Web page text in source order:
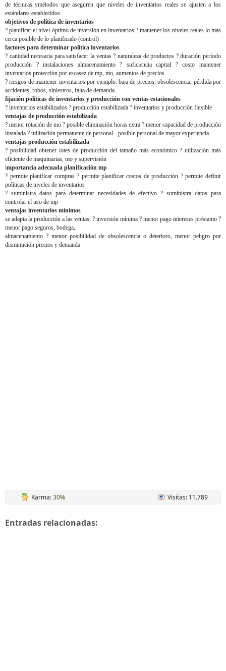
de técnicas ymétodos que aseguren que niveles de inventarios reales se ajusten a los
estándares establecidos.
objetivos de política de inventarios
? planificar el nivel óptimo de inversión en inventarios ? mantener los niveles reales lo más
cerca posible de lo planificado (control)
factores para determinar política inventarios
? cantidad necesaria para satisfacer la ventas ? naturaleza de productos ? duración período
producción ? instalaciones almacenamiento ? suficiencia capital ? costo mantener
inventarios protección por escasez de mp, mo, aumentos de precios
? riesgos de mantener inventarios por ejemplo: baja de precios, obsolescencia, pérdida por
accidentes, robos, siniestros, falta de demanda.
fijación políticas de inventarios y producción con ventas estacionales
? inventarios estabilizados ? producción estabilizada ? inventarios y producción flexible
ventajas de producción estabilizada
? menor rotación de mo ? posible eliminación horas extra ? menor capacidad de producción
instalada ? utilización permanente de personal - posible personal de mayor experiencia
ventajas producción estabilizada
? posibilidad obtener lotes de producción del tamaño más económico ? utilización más
eficiente de maquinarias, mo y supervisión
importancia adecuada planificación mp
? permite planificar compras ? permite planificar costos de producción ? permite definir
polìticas de niveles de inventarios
? suministra datos para determinar necesidades de efectivo ? suministra datos para
controlar el uso de mp
ventajas inventarios mínimos
se adapta la producción a las ventas: ? inversión mínima ? menor pago intereses préstamo ?
menor pago seguros, bodega,
almacenamiento ? menor posibilidad de obsolescencia o deterioro, menor peligro por
disminución precios y demanda
Karma:30% Visitas: 11.789
Entradas relacionadas: